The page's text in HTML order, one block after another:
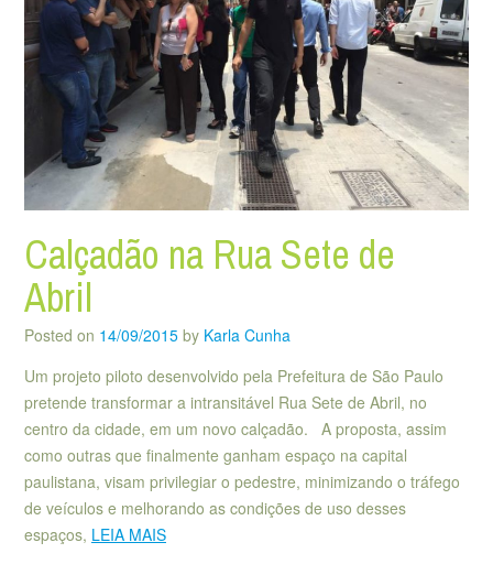
Calçadão na Rua Sete de
Abril
Posted on 14/09/2015 by Karla Cunha
Um projeto piloto desenvolvido pela Prefeitura de São Paulo
pretende transformar a intransitável Rua Sete de Abril, no
centro da cidade, em um novo calçadão. A proposta, assim
como outras que finalmente ganham espaço na capital
paulistana, visam privilegiar o pedestre, minimizando o tráfego
de veículos e melhorando as condições de uso desses
espaços, LEIA MAIS